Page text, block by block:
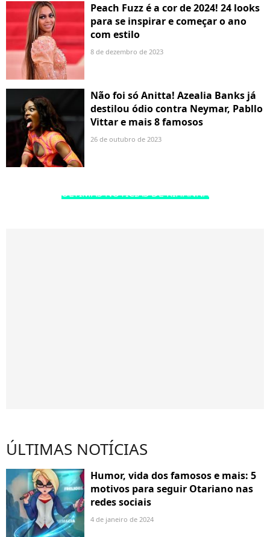
Peach Fuzz é a cor de 2024! 24 looks
para se inspirar e começar o ano
com estilo
8 de dezembro de 2023
Não foi só Anitta! Azealia Banks já
destilou ódio contra Neymar, Pabllo
Vittar e mais 8 famosos
26 de outubro de 2023
ÚLTIMAS NOTÍCIAS DE RIHANNA
ÚLTIMAS NOTÍCIAS
Humor, vida dos famosos e mais: 5
motivos para seguir Otariano nas
redes sociais
4 de janeiro de 2024